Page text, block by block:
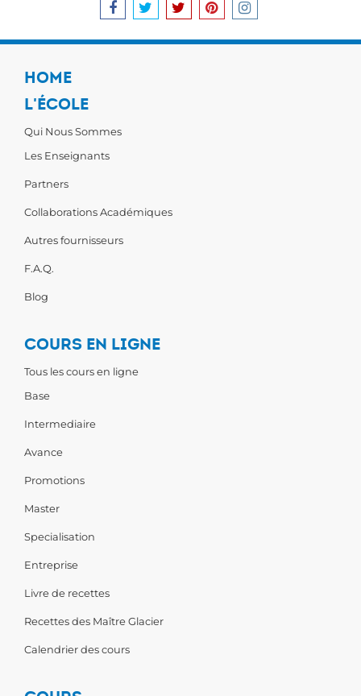
HOME
L'ÉCOLE
Qui Nous Sommes
Les Enseignants
Partners
Collaborations Académiques
Autres fournisseurs
F.A.Q.
Blog
COURS EN LIGNE
Tous les cours en ligne
Base
Intermediaire
Avance
Promotions
Master
Specialisation
Entreprise
Livre de recettes
Recettes des Maître Glacier
Calendrier des cours